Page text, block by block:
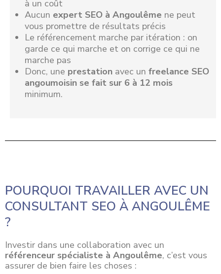
à un coût
Aucun expert SEO à Angoulême ne peut
vous promettre de résultats précis
Le référencement marche par itération : on
garde ce qui marche et on corrige ce qui ne
marche pas
Donc, une prestation avec un freelance SEO
angoumoisin se fait sur 6 à 12 mois
minimum.
POURQUOI TRAVAILLER AVEC UN
CONSULTANT SEO À ANGOULÊME
?
Investir dans une collaboration avec un
référenceur spécialiste à Angoulême, c’est vous
assurer de bien faire les choses :